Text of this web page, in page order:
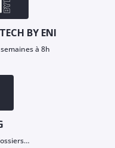
BY ENI
à 8h